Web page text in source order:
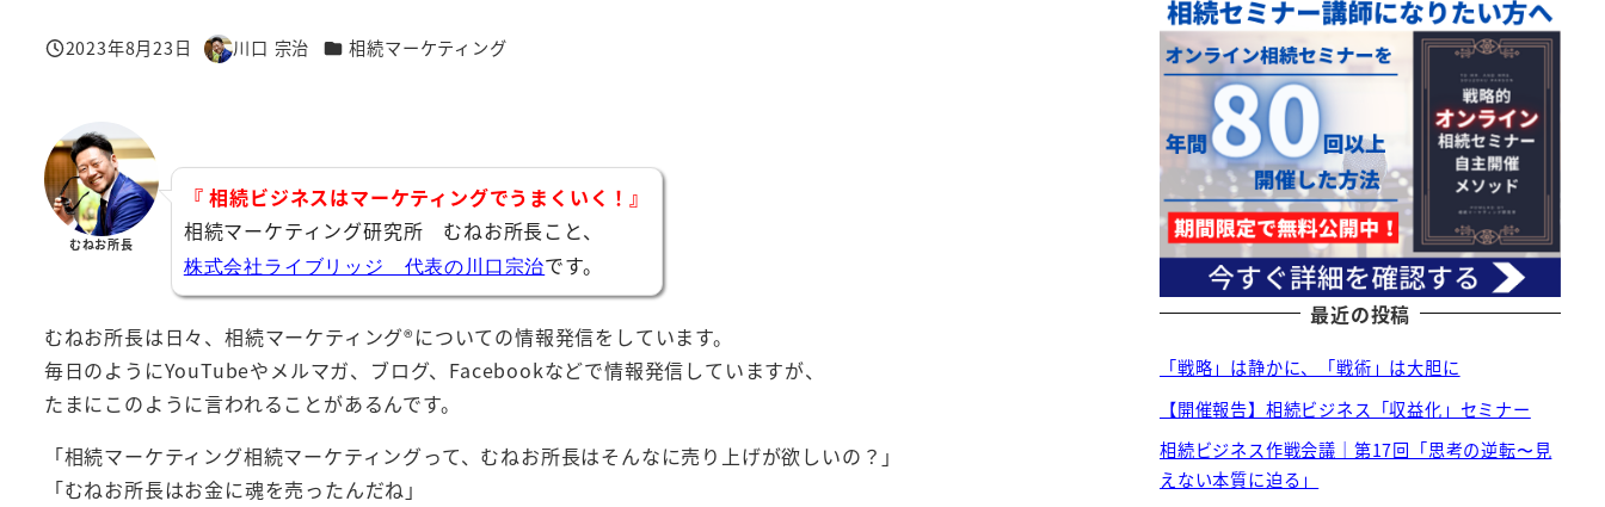
投稿日
2023年8月23日
著
川口 宗治 カテゴリー
相続マーケティング
むねお所長
『 相続ビジネスはマーケティングでうまくいく！』
相続マーケティング研究所 むねお所長こと、
株式会社ライブリッジ 代表の川口宗治です。
むねお所長は日々、相続マーケティング®︎についての情報発信をしています。
毎日のようにYouTubeやメルマガ、ブログ、Facebookなどで情報発信していますが、
たまにこのように言われることがあるんです。
「相続マーケティング相続マーケティングって、むねお所長はそんなに売り上げが欲しいの？」
「むねお所長はお金に魂を売ったんだね」
最近の投稿
「戦略」は静かに、「戦術」は大胆に
【開催報告】相続ビジネス「収益化」セミナー
相続ビジネス作戦会議｜第17回「思考の逆転〜見
えない本質に迫る」